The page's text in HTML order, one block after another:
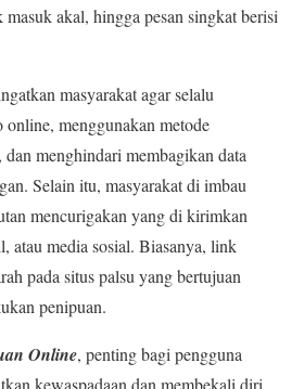
masuk akal, hingga pesan singkat berisi
masyarakat agar selalu
menggunakan metode
menghindari membagikan data
Selain itu, masyarakat di imbau
mencurigakan yang di kirimkan
atau media sosial. Biasanya, link
pada situs palsu yang bertujuan
penipuan.
Online, penting bagi pengguna